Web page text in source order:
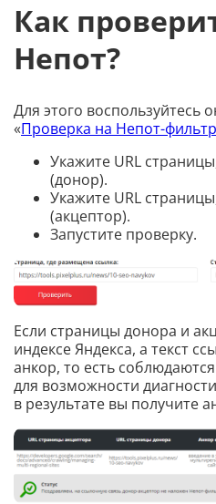
Как
Непот?
Для этого воспользуйтесь
«Проверка на Непот-фильтр
Укажите URL
(донор).
Укажите URL
(акцептор).
Запустите проверку.
Если страницы донора и
индексе Яндекса, а текст
анкор, то есть
для возможности
в результате вы получите